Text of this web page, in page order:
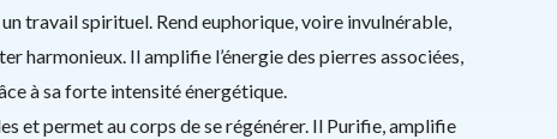
travail spirituel. Rend euphorique, voire invulnérable,
harmonieux. Il amplifie l’énergie des pierres associées,
à sa forte intensité énergétique.
et permet au corps de se régénérer. Il Purifie, amplifie